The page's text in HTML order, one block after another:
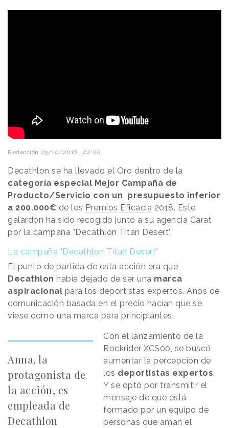
Redacción 25/10/2018 · 22:00
Decathlon se ha llevado el Oro dentro de la
categoría especial Mejor Campaña de
Producto/Servicio con un presupuesto inferior
a 200.000€ de los Premios Eficacia 2018. Este
galardón ha sido recogido junto a su agencia Carat
por la campaña "Decathlon Titan Desert".
La campaña "Decathlon Titan Desert"
El punto de partida de esta acción era que
Decathlon había dejado de ser una marca
aspiracional para los deportistas expertos. Años de
comunicación basada en el precio hacían que se
viese como una marca para principiantes.
Anna, la
protagonista de
la acción, es
empleada de
Decathlon
Con el lanzamiento de la
Rockrider XCS00, se buscó
aumentar la percepción de
los deportistas expertos.
Y se optó por transmitir el
mensaje de que está
formado por un equipo de
personas que aman el